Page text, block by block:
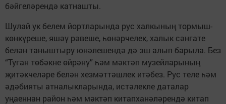
бәйгеләрендә катнашты.
Шулай ук белем йортларында рус халкының тормыш-
көнкүреше, яшәү рәвеше, һөнәрчелек, халык сәнгате
белән таныштыру юнәлешендә дә эш алып барыла. Без
“Туган төбәкне өйрәнү” һәм мәктәп музейларының
җитәкчеләре белән хезмәттәшлек итәбез. Рус теле һәм
әдәбияты атналыкларында, истәлекле даталар
уңаеннан район һәм мәктәп китапханәләрендә китап